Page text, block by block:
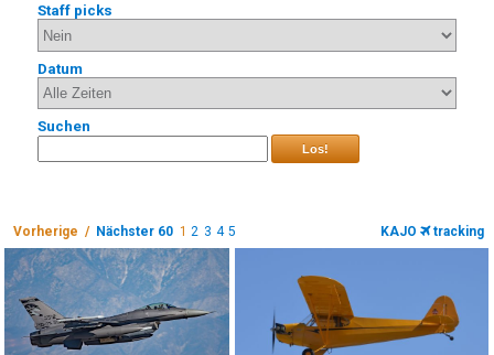
Staff picks
Datum
Suchen
Los!
Vorherige / Nächster 60 1 2 3 4 5 KAJO tracking